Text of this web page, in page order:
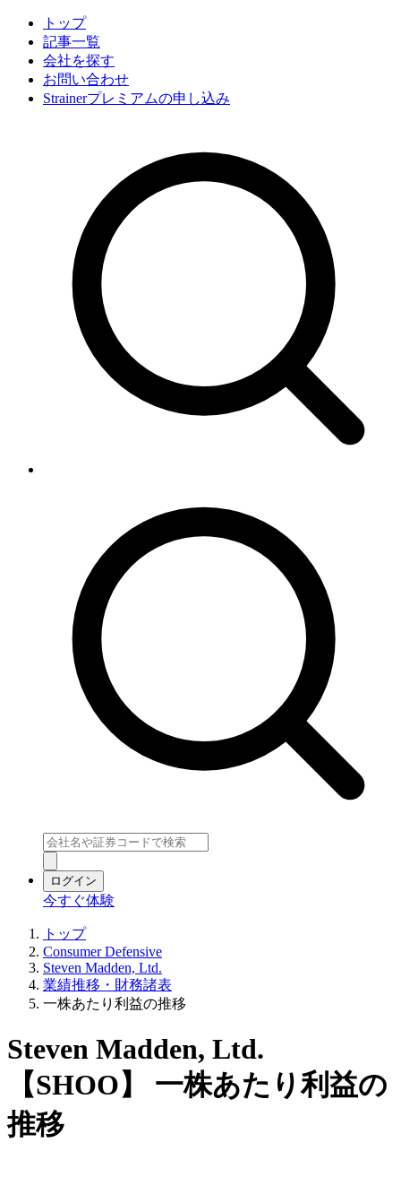
トップ
記事一覧
会社を探す
お問い合わせ
Strainerプレミアムの申し込み
ログイン
今すぐ体験
トップ
Consumer Defensive
Steven Madden, Ltd.
業績推移・財務諸表
一株あたり利益の推移
Steven Madden, Ltd.
【SHOO】 一株あたり利益の
推移